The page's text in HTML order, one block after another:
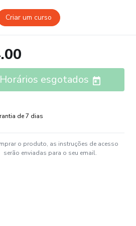
Criar um curso
Horários esgotados
de 7 dias
o produto, as instruções de acesso
serão enviadas para o seu email.